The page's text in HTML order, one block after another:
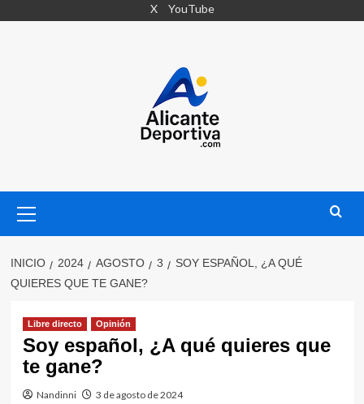
X YouTube
primario
INICIO 2024 AGOSTO 3
SOY ESPAÑOL, ¿A QUÉ
QUIERES QUE TE GANE?
Libre directo Opinión
Soy español, ¿A qué quieres que
te gane?
Nandinni 3 de agosto de 2024